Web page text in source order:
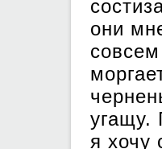
они
угащу.
я хочу